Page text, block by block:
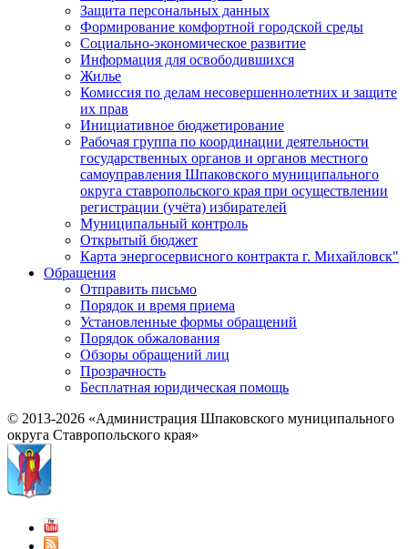
Защита персональных данных
Формирование комфортной городской среды
Социально-экономическое развитие
Информация для освободившихся
Жилье
Комиссия по делам несовершеннолетних и защите
их прав
Инициативное бюджетирование
Рабочая группа по координации деятельности
государственных органов и органов местного
самоуправления Шпаковского муниципального
округа ставропольского края при осуществлении
регистрации (учёта) избирателей
Муниципальный контроль
Открытый бюджет
Карта энергосервисного контракта г. Михайловск"
Обращения
Отправить письмо
Порядок и время приема
Установленные формы обращений
Порядок обжалования
Обзоры обращений лиц
Прозрачность
Бесплатная юридическая помощь
© 2013-2026 «Администрация Шпаковского муниципального
округа Ставропольского края»